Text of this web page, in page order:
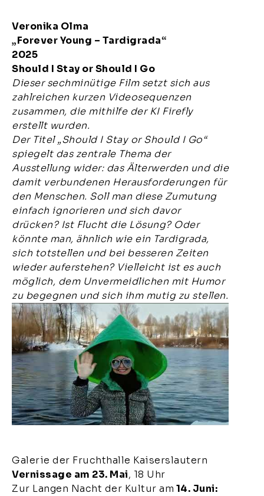
Veronika Olma
„Forever Young – Tardigrada“
2025
Should I Stay or Should I Go
Dieser sechminütige Film setzt sich aus
zahlreichen kurzen Videosequenzen
zusammen, die mithilfe der KI Firefly
erstellt wurden.
Der Titel „Should I Stay or Should I Go“
spiegelt das zentrale Thema der
Ausstellung wider: das Älterwerden und die
damit verbundenen Herausforderungen für
den Menschen. Soll man diese Zumutung
einfach ignorieren und sich davor
drücken? Ist Flucht die Lösung? Oder
könnte man, ähnlich wie ein Tardigrada,
sich totstellen und bei besseren Zeiten
wieder auferstehen? Vielleicht ist es auch
möglich, dem Unvermeidlichen mit Humor
zu begegnen und sich ihm mutig zu stellen.
Galerie der Fruchthalle Kaiserslautern
Vernissage am 23. Mai, 18 Uhr
Zur Langen Nacht der Kultur am 14. Juni: